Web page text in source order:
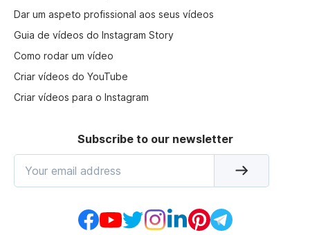
Dar um aspeto profissional aos seus vídeos
Guia de vídeos do Instagram Story
Como rodar um vídeo
Criar vídeos do YouTube
Criar vídeos para o Instagram
Subscribe to our newsletter